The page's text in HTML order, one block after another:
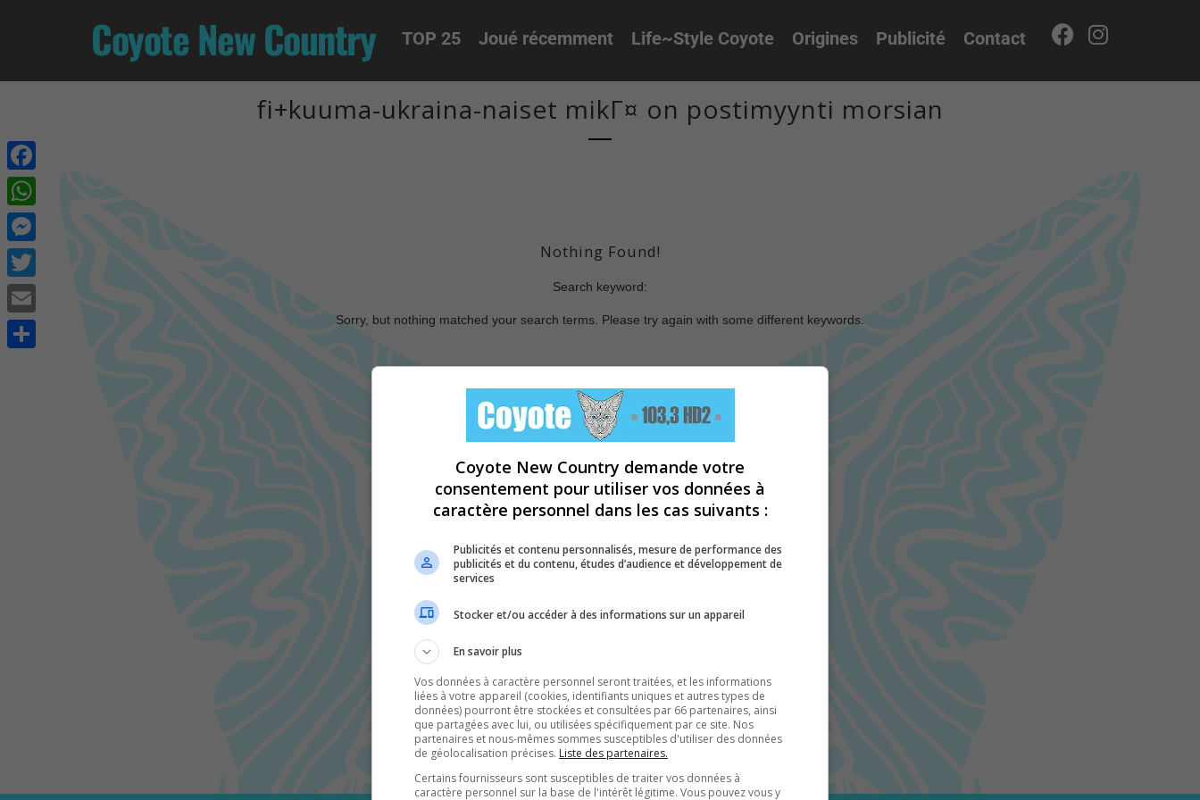
Coyote New Country TOP 25 Joué récemment Life~Style Coyote Origines Publicité Contact
fi+kuuma-ukraina-naiset mikГ¤ on postimyynti morsian
Nothing Found!
Search keyword:
Sorry, but nothing matched your search terms. Please try again with some different keywords.
Facebook
WhatsApp
Messenger
Twitter
Email
Coyote New Country demande votre
consentement pour utiliser vos données à
caractère personnel dans les cas suivants :
Publicités et contenu personnalisés, mesure de performance des
publicités et du contenu, études d’audience et développement de
services
Stocker et/ou accéder à des informations sur un appareil
En savoir plus
Vos données à caractère personnel seront traitées, et les informations
liées à votre appareil (cookies, identifiants uniques et autres types de
données) pourront être stockées et consultées par 66 partenaires, ainsi
que partagées avec lui, ou utilisées spécifiquement par ce site. Nos
partenaires et nous-mêmes sommes susceptibles d'utiliser des données
de géolocalisation précises. Liste des partenaires.
Certains fournisseurs sont susceptibles de traiter vos données à
caractère personnel sur la base de l'intérêt légitime. Vous pouvez vous y